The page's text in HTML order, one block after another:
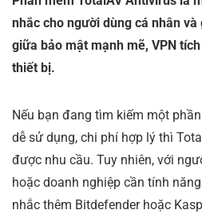
nhắc cho người dùng cá nhân
giữa bảo mật mạnh mẽ, VPN
thiết bị.
Nếu bạn đang tìm kiếm một
dễ sử dụng, chi phí hợp lý thì
được nhu cầu. Tuy nhiên, với
hoặc doanh nghiệp cần tính
nhắc thêm Bitdefender hoặc